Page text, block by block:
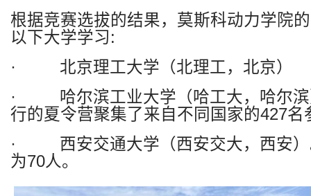
根据竞赛选拔的结果，莫斯科动力学院的
以下大学学习:
·
北京理工大学（北理工，北京）
·
哈尔滨工业大学（哈工大，哈尔
行的夏令营聚集了来自不同国家的427名
·
西安交通大学（西安交大，西安
为70人。